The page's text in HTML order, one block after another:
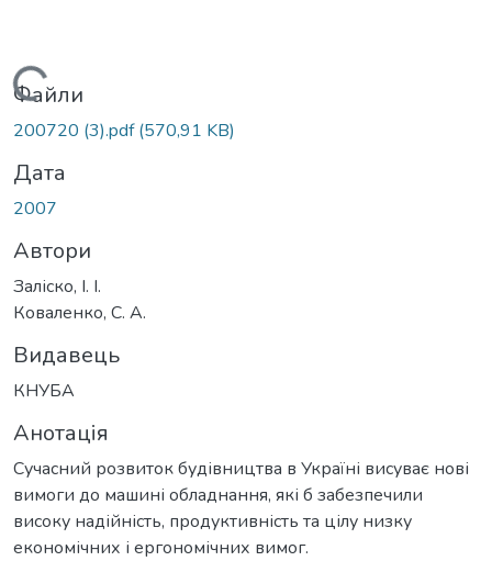
Вантажиться...
Файли
200720 (3).pdf(570,91 KB)
Дата
2007
Автори
Заліско, І. І.
Коваленко, С. А.
Видавець
КНУБА
Анотація
Сучасний розвиток будівництва в Україні висуває нові
вимоги до машині обладнання, які б забезпечили
високу надійність, продуктивність та цілу низку
економічних і ергономічних вимог.